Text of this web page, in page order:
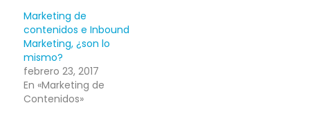
Marketing de
contenidos e Inbound
Marketing, ¿son lo
mismo?
febrero 23, 2017
En «Marketing de
Contenidos»